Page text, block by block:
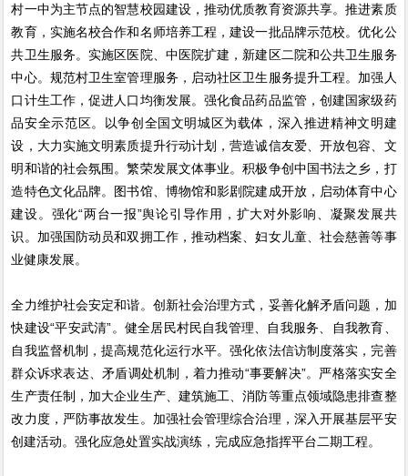
村一中为主节点的智慧校园建设，推动优质教育资源共享。推进素质
教育，实施名校合作和名师培养工程，建设一批品牌示范校。优化公
共卫生服务。实施区医院、中医院扩建，新建区二院和公共卫生服务
中心。规范村卫生室管理服务，启动社区卫生服务提升工程。加强人
口计生工作，促进人口均衡发展。强化食品药品监管，创建国家级药
品安全示范区。以争创全国文明城区为载体，深入推进精神文明建
设，大力实施文明素质提升行动计划，营造诚信友爱、开放包容、文
明和谐的社会氛围。繁荣发展文体事业。积极争创中国书法之乡，打
造特色文化品牌。图书馆、博物馆和影剧院建成开放，启动体育中心
建设。强化“两台一报”舆论引导作用，扩大对外影响、凝聚发展共
识。加强国防动员和双拥工作，推动档案、妇女儿童、社会慈善等事
业健康发展。
全力维护社会安定和谐。创新社会治理方式，妥善化解矛盾问题，加
快建设“平安武清”。健全居民村民自我管理、自我服务、自我教育、
自我监督机制，提高规范化运行水平。强化依法信访制度落实，完善
群众诉求表达、矛盾调处机制，着力推动“事要解决”。严格落实安全
生产责任制，加大企业生产、建筑施工、消防等重点领域隐患排查整
改力度，严防事故发生。加强社会管理综合治理，深入开展基层平安
创建活动。强化应急处置实战演练，完成应急指挥平台二期工程。